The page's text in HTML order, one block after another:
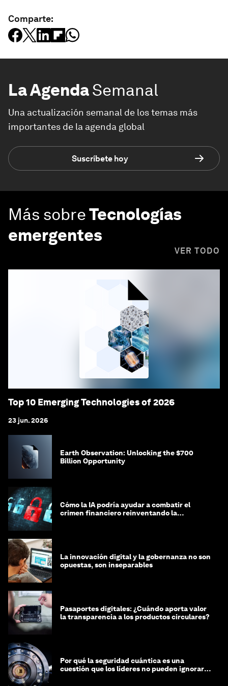
Comparte:
La AgendaSemanal
Una actualización semanal de los temas más
importantes de la agenda global
Suscríbete hoy
Más sobreTecnologías
emergentes
VER TODO
Top 10 Emerging Technologies of 2026
23 jun. 2026
Earth Observation: Unlocking the $700
Billion Opportunity
Cómo la IA podría ayudar a combatir el
crimen financiero reinventando la
La innovación digital y la gobernanza no son
opuestas, son inseparables
Pasaportes digitales: ¿Cuándo aporta valor
la transparencia a los productos circulares?
Por qué la seguridad cuántica es una
cuestión que los líderes no pueden ignorar